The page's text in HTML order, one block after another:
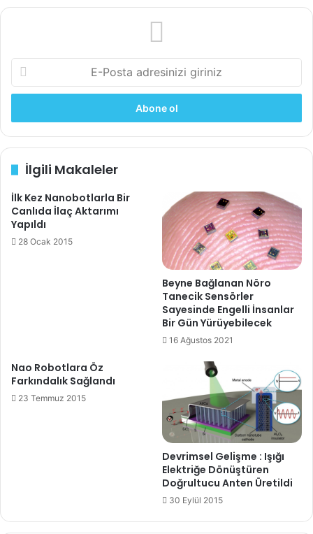
sit
esi
bo
P
s
t
a
r
e
s
i
n
i
z
İlgili Makaleler
İlk Kez Nanobotlarla Bir
Canlıda İlaç Aktarımı
Yapıldı
28 Ocak 2015
Beyne Bağlanan Nöro
Tanecik Sensörler
Sayesinde Engelli İnsanlar
Bir Gün Yürüyebilecek
16 Ağustos 2021
Nao Robotlara Öz
Farkındalık Sağlandı
23 Temmuz 2015
Devrimsel Gelişme : Işığı
Elektriğe Dönüştüren
Doğrultucu Anten Üretildi
30 Eylül 2015